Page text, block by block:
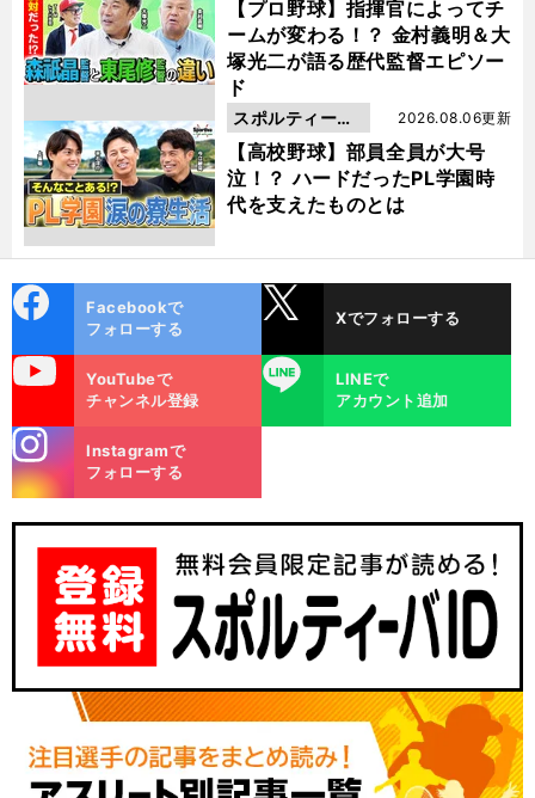
【プロ野球】指揮官によってチ
ームが変わる！？ 金村義明＆大
塚光二が語る歴代監督エピソー
ド
【高校野球】部員全員が大号
泣！？ ハードだったPL学園時
代を支えたものとは
2026.08.06更新
スポルティーバ
動画
ok
Facebookで
フォローする
Xでフォローする
YouTubeで
チャンネル登録
LINE
LINEで
アカウント追加
m
Instagramで
フォローする